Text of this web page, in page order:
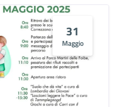
31
Maggio